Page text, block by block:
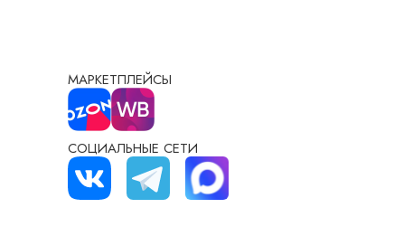
МАРКЕТПЛЕЙСЫ
СОЦИАЛЬНЫЕ СЕТИ